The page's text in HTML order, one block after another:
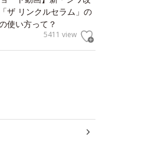
ザ リンクルセラム」の
使い方って？
5411 view